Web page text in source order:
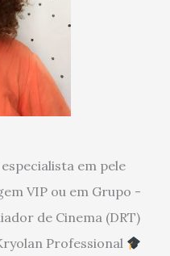
em pele
VIP ou em Grupo -
de Cinema (DRT)
Professional